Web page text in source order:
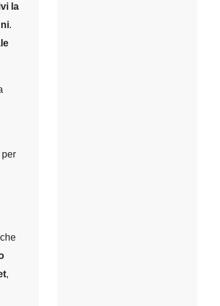
la
.
,